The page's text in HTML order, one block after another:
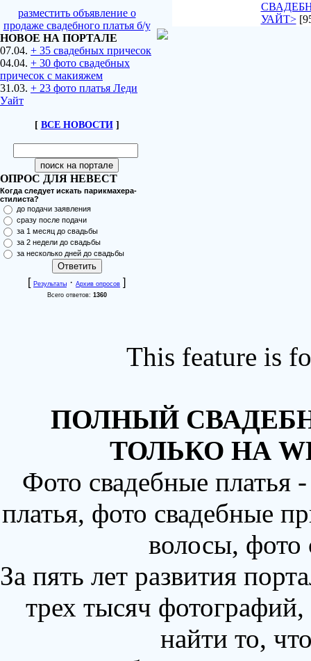
разместить объявление о
продаже свадебного платья б/у
НОВОЕ НА ПОРТАЛЕ
07.04. + 35 свадебных причесок
04.04. + 30 фото свадебных
причесок с макияжем
31.03. + 23 фото платья Леди
Уайт
[ ВСЕ НОВОСТИ]
ОПРОС ДЛЯ НЕВЕСТ
Когда следует искать парикмахера-
стилиста?
до подачи заявления
сразу после подачи
за 1 месяц до свадьбы
за 2 недели до свадьбы
за несколько дней до свадьбы
[ Результаты · Архив опросов ]
Всего ответов: 1360
УАЙТ>
This feature is
ПОЛНЫЙ
ТОЛЬКО НА
Фото свадебные
платья, фото свадебные
волосы,
За пять лет развития
трех тысяч
найти то,